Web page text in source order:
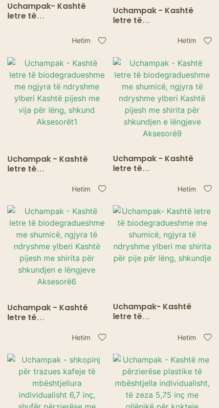
Uchampak- Kashtë
letre të
shumicë, ngjyra të
ndryshme ylberi Kashtë
pijesh me shirita për
shkundur lëngje
Aksesorë
Hetim
Uchampak - Kashtë
letre të
shumicë, ngjyra të
pijesh me shirita për
shkundjen e lëngjeve
Aksesorë10
Hetim
Uchampak - Kashtë
letre të
ngjyra të ndryshme
vija për lëng, shkund
Aksesorët1
Hetim
Uchampak - Kashtë
letre të
shumicë, ngjyra të
pijesh me shirita për
shkundjen e lëngjeve
Aksesorë9
Hetim
Uchampak - Kashtë
letre të
shumicë, ngjyra të
pijesh me shirita për
shkundjen e lëngjeve
Aksesorë6
Hetim
Uchampak- Kashtë
letre të
shumicë, ngjyra të
shirita për pije për lëng,
shkundje
Hetim